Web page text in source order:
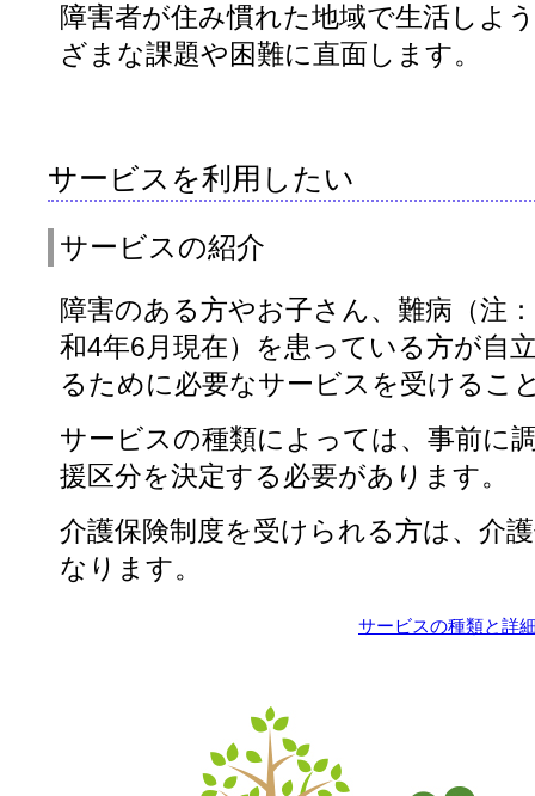
障害者が住み慣れた地域で生活しよ
ざまな課題や困難に直面します。
サービスを利用したい
サービスの紹介
障害のある方やお子さん、難病（注
和4年6月現在）を患っている方が自
るために必要なサービスを受けるこ
サービスの種類によっては、事前に
援区分を決定する必要があります。
介護保険制度を受けられる方は、介
なります。
サービスの種類と詳